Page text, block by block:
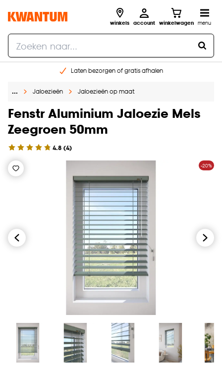
winkels account winkelwagen menu
Laten bezorgen of gratis afhalen
Gratis raam advies en opmeten aan huis
… Jaloezieën Jaloezieën op maat
Fenstr Aluminium Jaloezie Mels
Zeegroen 50mm
4.8 (4)
-20%